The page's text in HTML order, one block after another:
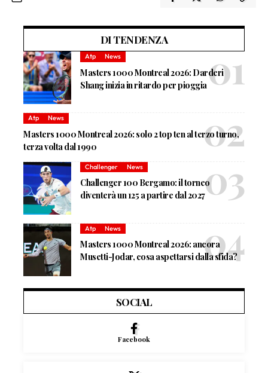
DI TENDENZA
Atp News
Masters 1000 Montreal 2026: Darderi
Shang inizia in ritardo per pioggia
Atp News
Masters 1000 Montreal 2026: solo 2 top ten al terzo turno,
terza volta dal 1990
Challenger News
Challenger 100 Bergamo: il torneo
diventerà un 125 a partire dal 2027
Atp News
Masters 1000 Montreal 2026: ancora
Musetti-Jodar, cosa aspettarsi dalla sfida?
SOCIAL
Facebook